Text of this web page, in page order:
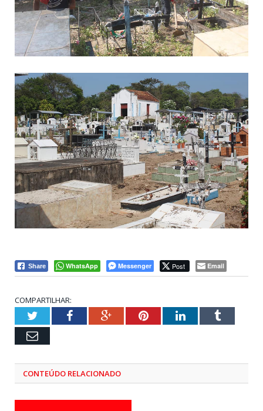
Share WhatsApp Messenger Post Email
COMPARTILHAR:
TwitterFacebookGoogle+PinterestLinkedInTumblr
Email
CONTEÚDO RELACIONADO